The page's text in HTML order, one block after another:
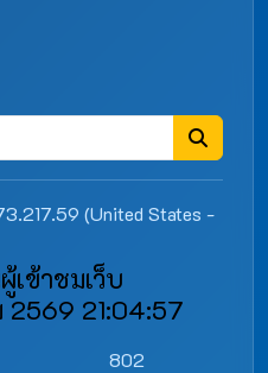
(United States -
เข้าชมเว็บ
2569 21:04:57
802